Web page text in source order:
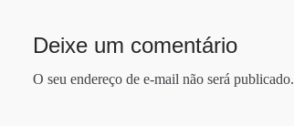
Deixe um comentário
O seu endereço de e-mail não será publicado.